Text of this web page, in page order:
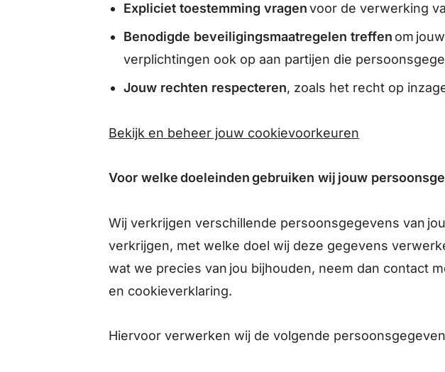
Expliciet toestemming vragenvoor de verwerking
Benodigde beveiligingsmaatregelen treffen om
verplichtingen ook op aan partijen die
Jouw rechten respecteren, zoals het recht op
Bekijk en beheer jouw cookievoorkeuren
Voor welke doeleinden gebruiken wij jouw
Wij verkrijgen verschillende persoonsgegevens van
verkrijgen, met welke doel wij deze gegevens
wat we precies van jou bijhouden, neem dan contact
en cookieverklaring.
Hiervoor verwerken wij de volgende